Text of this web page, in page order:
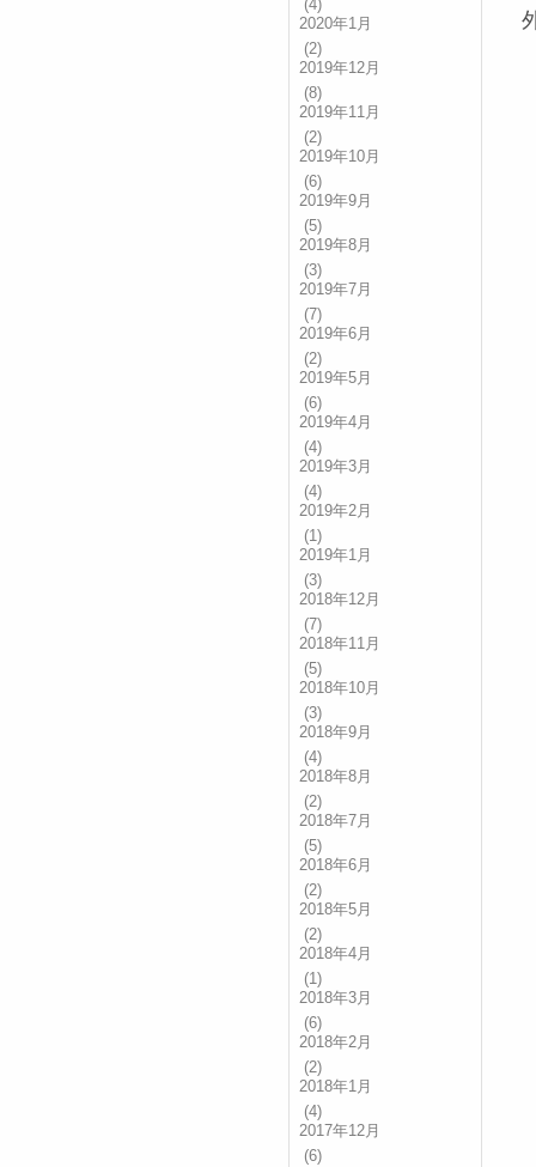
(4)
2020年1月
(2)
2019年12月
(8)
2019年11月
(2)
2019年10月
(6)
2019年9月
(5)
2019年8月
(3)
2019年7月
(7)
2019年6月
(2)
2019年5月
(6)
2019年4月
(4)
2019年3月
(4)
2019年2月
(1)
2019年1月
(3)
2018年12月
(7)
2018年11月
(5)
2018年10月
(3)
2018年9月
(4)
2018年8月
(2)
2018年7月
(5)
2018年6月
(2)
2018年5月
(2)
2018年4月
(1)
2018年3月
(6)
2018年2月
(2)
2018年1月
(4)
2017年12月
(6)